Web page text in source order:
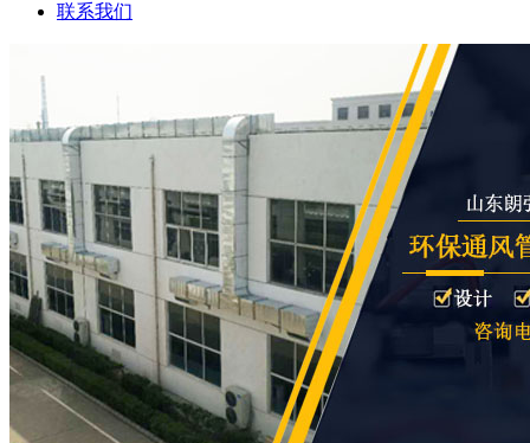
联系我们